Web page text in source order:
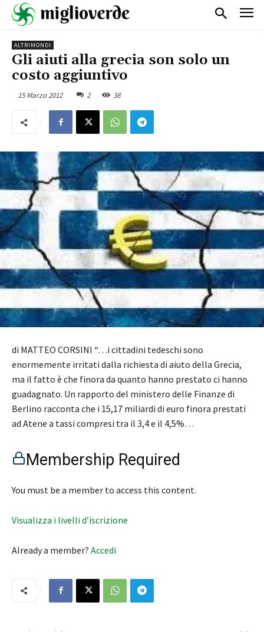
ALTRIMONDI
Gli aiuti alla grecia son solo un
costo aggiuntivo
15 Marzo 2012 2 38
di MATTEO CORSINI “…i cittadini tedeschi sono
enormemente irritati dalla richiesta di aiuto della Grecia,
ma il fatto è che finora da quanto hanno prestato ci hanno
guadagnato. Un rapporto del ministero delle Finanze di
Berlino racconta che i 15,17 miliardi di euro finora prestati
ad Atene a tassi compresi tra il 3,4 e il 4,5%…
Membership Required
You must be a member to access this content.
Visualizza i livelli d’iscrizione
Already a member? Accedi